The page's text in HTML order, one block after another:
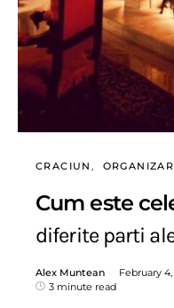
CRACIUN
Cum este
diferite parti
Alex Muntean February 4,
3 minute read